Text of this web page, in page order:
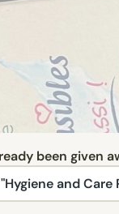
been given
and Care